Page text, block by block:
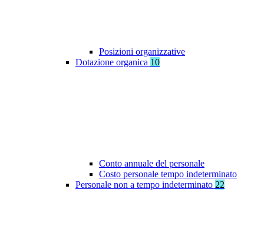
Posizioni organizzative
Dotazione organica 10
Conto annuale del personale
Costo personale tempo indeterminato
Personale non a tempo indeterminato 22